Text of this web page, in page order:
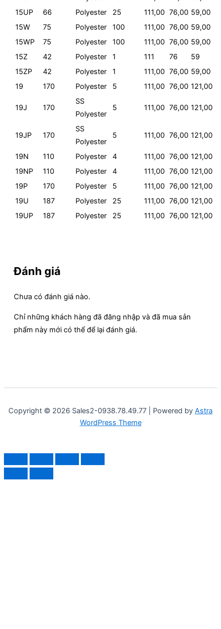
15UP
66 Polyester 25 111,00 76,00 59,00
15W
75 Polyester 100 111,00 76,00 59,00
15WP
75 Polyester 100 111,00 76,00 59,00
15Z
42 Polyester 1 111 76 59
15ZP
42 Polyester 1 111,00 76,00 59,00
19
170 Polyester 5 111,00 76,00 121,00
19J 170
SS
Polyester
5 111,00 76,00 121,00
19JP 170
SS
Polyester
5 111,00 76,00 121,00
19N 110 Polyester 4 111,00 76,00 121,00
19NP
110 Polyester 4 111,00 76,00 121,00
19P
170 Polyester 5 111,00 76,00 121,00
19U
187 Polyester 25 111,00 76,00 121,00
19UP
187 Polyester 25 111,00 76,00 121,00
Đánh giá
Chưa có đánh giá nào.
Chỉ những khách hàng đã đăng nhập và đã mua sản
phẩm này mới có thể để lại đánh giá.
Copyright © 2026 Sales2-0938.78.49.77 | Powered by Astra
WordPress Theme